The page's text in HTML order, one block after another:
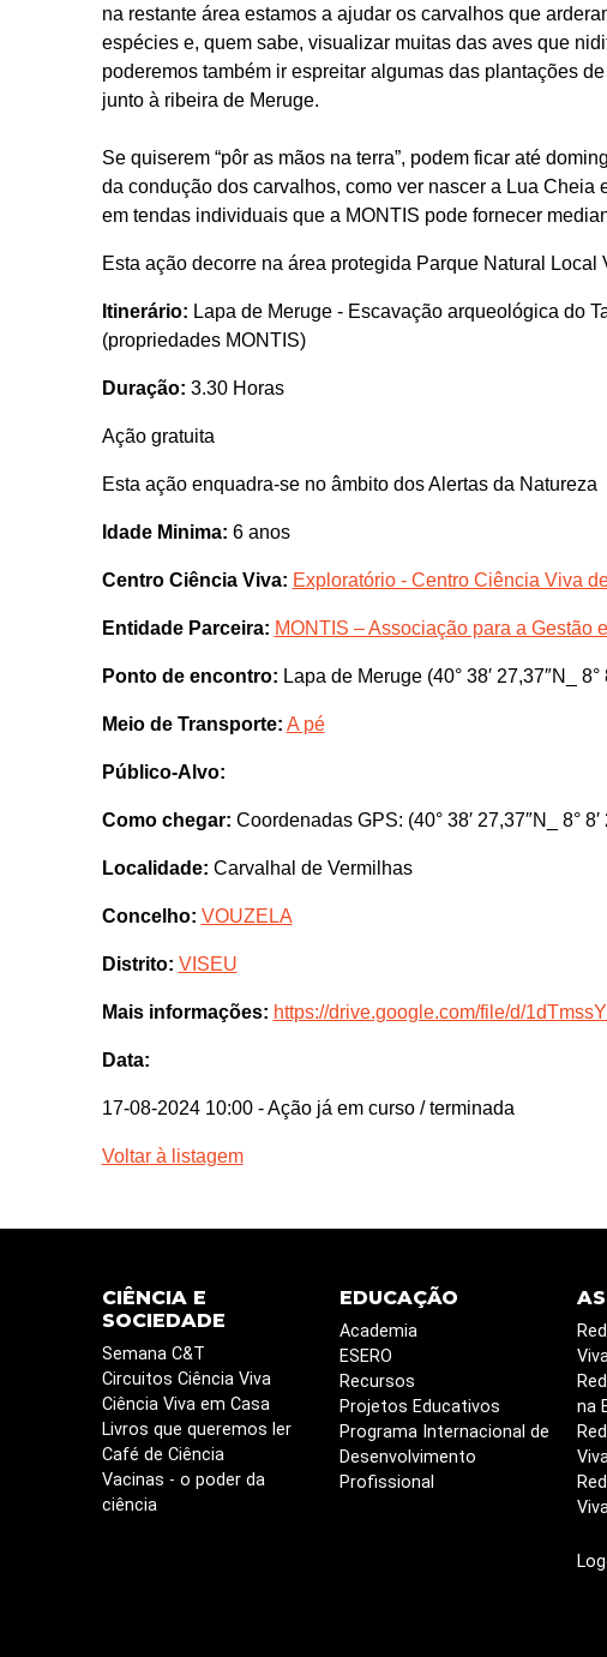
na restante área estamos a ajudar os carvalhos que
espécies e, quem sabe, visualizar muitas das aves que
poderemos também ir espreitar algumas das plantações
junto à ribeira de Meruge.
Se quiserem “pôr as mãos na terra”, podem ficar até
da condução dos carvalhos, como ver nascer a Lua
em tendas individuais que a MONTIS pode fornecer
Esta ação decorre na área protegida Parque Natural Local
Itinerário: Lapa de Meruge - Escavação arqueológica do
(propriedades MONTIS)
Duração: 3.30 Horas
Ação gratuita
Esta ação enquadra-se no âmbito dos Alertas da Natureza
Idade Minima: 6 anos
Centro Ciência Viva: Exploratório - Centro Ciência Viva
Entidade Parceira: MONTIS – Associação para a Gestão
Ponto de encontro: Lapa de Meruge (40° 38′ 27,37″N_ 8°
Meio de Transporte: A pé
Público-Alvo:
Como chegar: Coordenadas GPS: (40° 38′ 27,37″N_ 8° 8′
Localidade: Carvalhal de Vermilhas
Concelho: VOUZELA
Distrito: VISEU
Mais informações: https://drive.google.com/file/d/
Data:
17-08-2024 10:00 - Ação já em curso / terminada
Voltar à listagem
CIÊNCIA E
SOCIEDADE
Semana C&T
Circuitos Ciência Viva
Ciência Viva em Casa
Livros que queremos ler
Café de Ciência
Vacinas - o poder da
ciência
EDUCAÇÃO
Academia
ESERO
Recursos
Projetos Educativos
Programa Internacional de
Desenvolvimento
Profissional
na